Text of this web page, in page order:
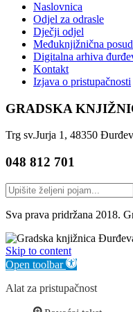
Naslovnica
Odjel za odrasle
Dječji odjel
Međuknjižnična
Digitalna arhiva
Kontakt
Izjava o pristupačnosti
GRADSKA
Trg sv.Jurja 1, 48350
048 812 701
Sva prava pridržana 2018.
Skip to content
Open toolbar
Alat za pristupačnost